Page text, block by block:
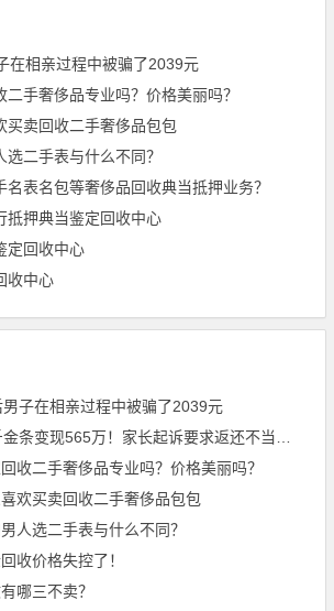
在相亲过程中被骗了2039元
手奢侈品专业吗？价格美丽吗？
买卖回收二手奢侈品包包
二手表与什么不同？
表名包等奢侈品回收典当抵押业务？
抵押典当鉴定回收中心
定回收中心
收中心
子在相亲过程中被骗了2039元
变现565万！家长起诉要求返还不当得利！
收二手奢侈品专业吗？价格美丽吗？
欢买卖回收二手奢侈品包包
人选二手表与什么不同？
收价格失控了！
哪三不卖？